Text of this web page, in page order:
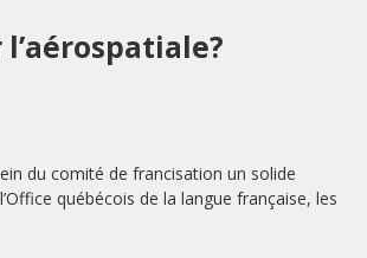
du comité de francisation un solide
québécois de la langue française, les